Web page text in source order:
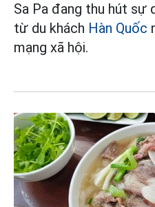
Sa Pa đang thu hút sự
từ du khách Hàn Quốc
mạng xã hội.